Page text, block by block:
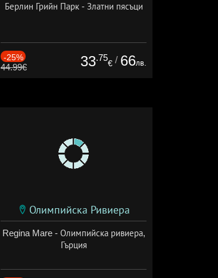
Берлин Грийн Парк - Златни пясъци
-25%
44.99€ 33.75
€ / 66лв.
Олимпийска Ривиера
Regina Mare - Олимпийска ривиера,
Гърция